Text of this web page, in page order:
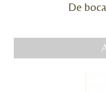
De